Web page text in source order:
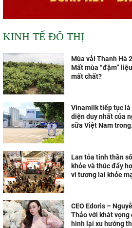
KINH TẾ ĐÔ THỊ
Mùa vải Thanh Hà
Mất mùa “đậm”
mất chất?
Vinamilk tiếp tục là
diện duy nhất của
sữa Việt Nam trong
Lan tỏa tinh thần
khỏe và thúc đẩy
vì tương lai khỏe
CEO Edoris –
Thảo với khát vọng
hình lại xu hướng